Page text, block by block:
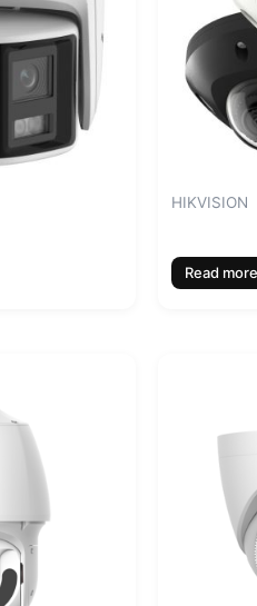
HIKVISION
Read more